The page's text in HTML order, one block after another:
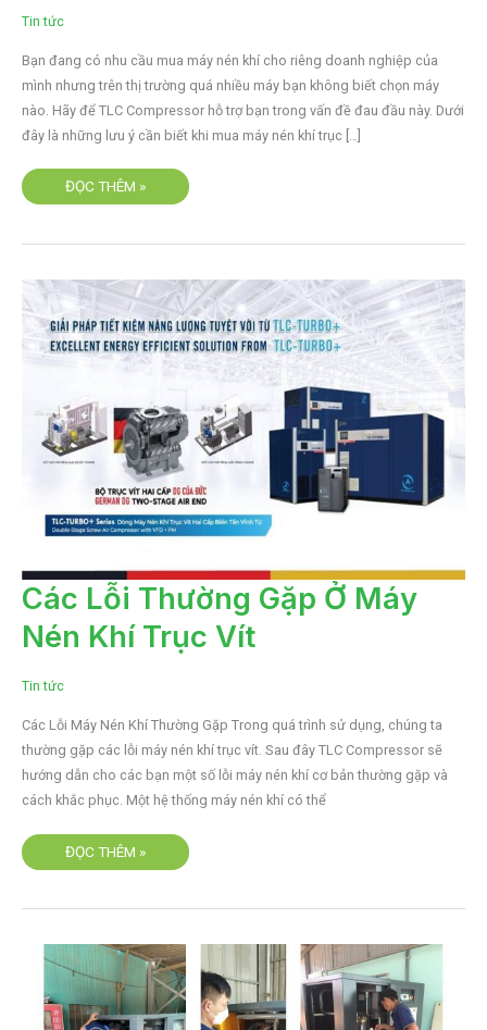
Tin tức
Bạn đang có nhu cầu mua máy nén khí cho riêng doanh nghiệp của
mình nhưng trên thị trường quá nhiều máy bạn không biết chọn máy
nào. Hãy để TLC Compressor hỗ trợ bạn trong vấn đề đau đầu này. Dưới
đây là những lưu ý cần biết khi mua máy nén khí trục […]
ĐỌC THÊM »
Các Lỗi Thường Gặp Ở Máy
Nén Khí Trục Vít
Tin tức
Các Lỗi Máy Nén Khí Thường Gặp Trong quá trình sử dụng, chúng ta
thường gặp các lỗi máy nén khí trục vít. Sau đây TLC Compressor sẽ
hướng dẫn cho các bạn một số lỗi máy nén khí cơ bản thường gặp và
cách khắc phục. Một hệ thống máy nén khí có thể
CÁC
LỖI
THƯỜNG
GẶP
Ở
ĐỌC THÊM »